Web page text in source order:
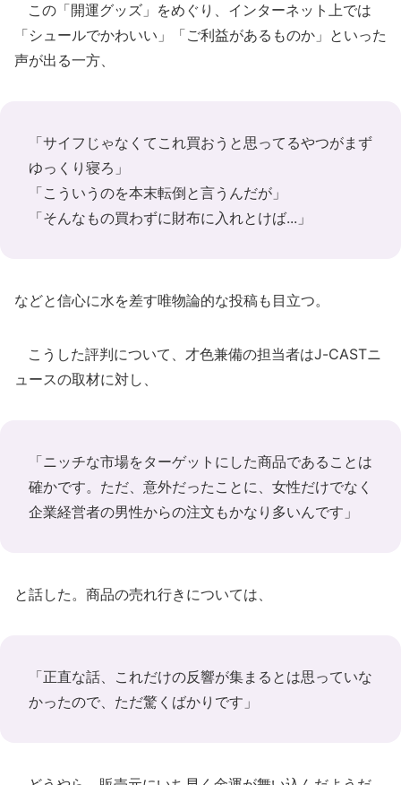
この「開運グッズ」をめぐり、インターネット上では
「シュールでかわいい」「ご利益があるものか」といった
声が出る一方、
「サイフじゃなくてこれ買おうと思ってるやつがまず
ゆっくり寝ろ」
「こういうのを本末転倒と言うんだが」
「そんなもの買わずに財布に入れとけば...」
などと信心に水を差す唯物論的な投稿も目立つ。
こうした評判について、才色兼備の担当者はJ-CASTニ
ュースの取材に対し、
「ニッチな市場をターゲットにした商品であることは
確かです。ただ、意外だったことに、女性だけでなく
企業経営者の男性からの注文もかなり多いんです」
と話した。商品の売れ行きについては、
「正直な話、これだけの反響が集まるとは思っていな
かったので、ただ驚くばかりです」